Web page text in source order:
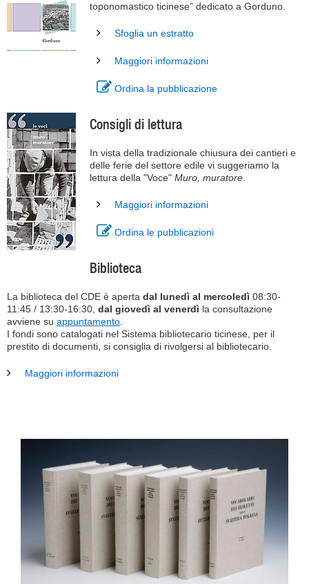
toponomastico ticinese” dedicato a Gorduno.
Sfoglia un estratto
Maggiori informazioni
Ordina la pubblicazione
Consigli di lettura
In vista della tradizionale chiusura dei cantieri e
delle ferie del settore edile vi suggeriamo la
lettura della "Voce" Muro, muratore
Maggiori informazioni
Ordina le pubblicazioni
Biblioteca
La biblioteca del CDE è aperta dal lunedì al mercoledì 08:30-
11:45 / 13:30-16:30, dal giovedì al venerdì la consultazione
avviene su appuntamento
I fondi sono catalogati nel Sistema bibliotecario ticinese, per il
prestito di documenti, si consiglia di rivolgersi al bibliotecario.
Maggiori informazioni